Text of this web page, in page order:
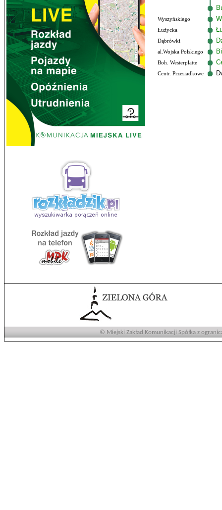
Wyszyńskiego
Łużycka
Dąbrówki
al.Wojska Polskiego
Boh. Westerplatte
Centr. Przesiadkowe
© Miejski Zakład Komunikacji Spółka z